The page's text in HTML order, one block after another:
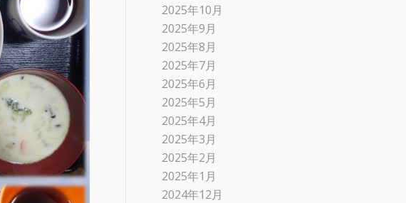
2025年10月
2025年9月
2025年8月
2025年7月
2025年6月
2025年5月
2025年4月
2025年3月
2025年2月
2025年1月
2024年12月